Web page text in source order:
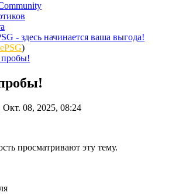
- здесь начинается ваша выгода!
)
пробы!
08, 2025, 08:24
просматривают эту тему.